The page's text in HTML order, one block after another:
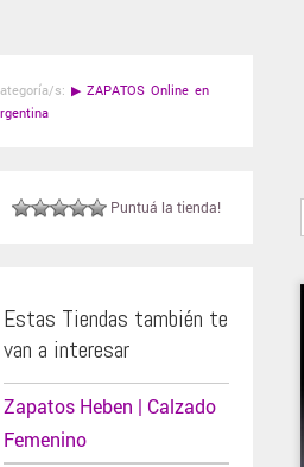
s: ▶ ZAPATOS Online en
Puntuá la tienda!
Estas Tiendas también te
van a interesar
Zapatos Heben | Calzado
Femenino